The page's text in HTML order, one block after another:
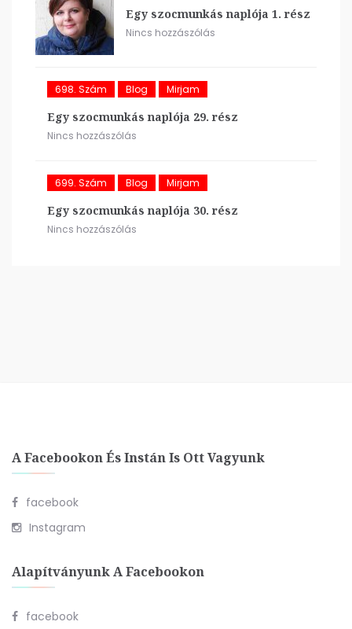
Egy szocmunkás naplója 1. rész
Nincs hozzászólás
698. Szám Blog Mirjam
Egy szocmunkás naplója 29. rész
Nincs hozzászólás
699. Szám Blog Mirjam
Egy szocmunkás naplója 30. rész
Nincs hozzászólás
A Facebookon És Instán Is Ott Vagyunk
facebook
Instagram
Alapítványunk A Facebookon
facebook